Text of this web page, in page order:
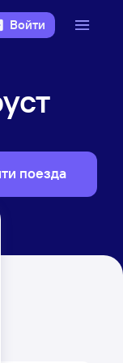
Войти
поезда